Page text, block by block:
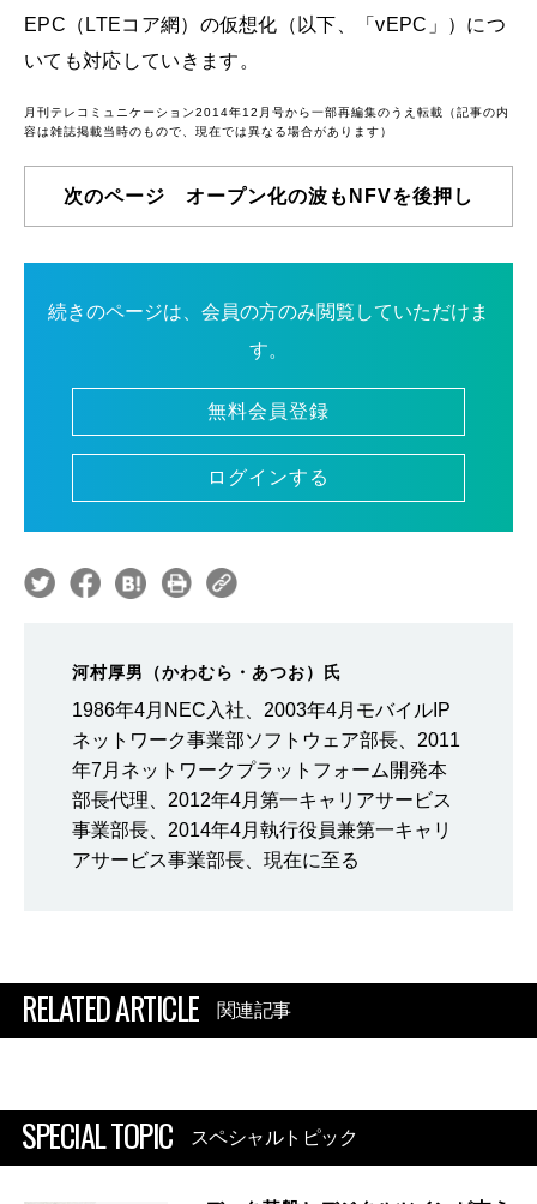
EPC（LTEコア網）の仮想化（以下、「vEPC」）につ
いても対応していきます。
月刊テレコミュニケーション2014年12月号から一部再編集のうえ転載（記事の内
容は雑誌掲載当時のもので、現在では異なる場合があります）
次のページ オープン化の波もNFVを後押し
続きのページは、会員の方のみ閲覧していただけま
す。
無料会員登録
ログインする
河村厚男（かわむら・あつお）氏
1986年4月NEC入社、2003年4月モバイルIP
ネットワーク事業部ソフトウェア部長、2011
年7月ネットワークプラットフォーム開発本
部長代理、2012年4月第一キャリアサービス
事業部長、2014年4月執行役員兼第一キャリ
アサービス事業部長、現在に至る
RELATED ARTICLE 関連記事
SPECIAL TOPIC スペシャルトピック